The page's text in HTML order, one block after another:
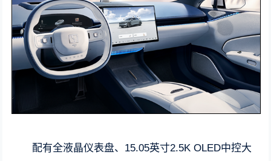
配有全液晶仪表盘、15.05英寸2.5K OLED中控大